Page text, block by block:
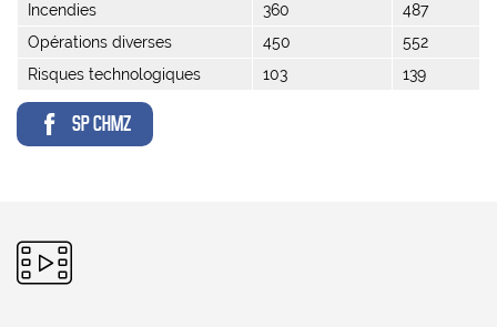
Incendies
360
487
Opérations diverses
450
552
Risques technologiques
103 139
SP CHMZ
Pictogramme